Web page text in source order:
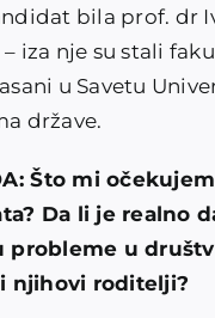
bila prof. dr
iza nje su stali
u Savetu
države.
Što mi
Da li je realno
probleme u
njihovi roditelji?